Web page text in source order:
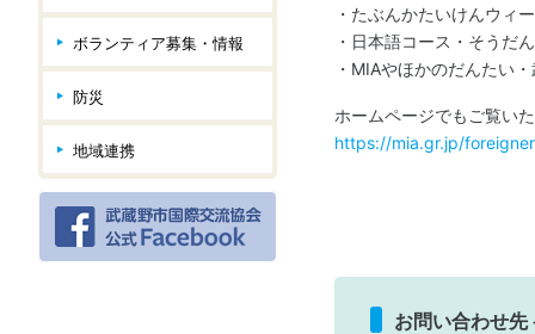
ボランティア募集・情報
防災
地域連携
・たぶんかたいけんウィ
・日本語コース・そうだ
・MIAやほかのだんたい
ホームページでもご覧い
https://mia.gr.jp/
お問い合わせ先